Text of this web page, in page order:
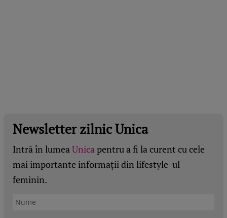
Newsletter zilnic Unica
Intră în lumeaUnicapentru a fi la curent cu cele
mai importante informații din lifestyle-ul
feminin.